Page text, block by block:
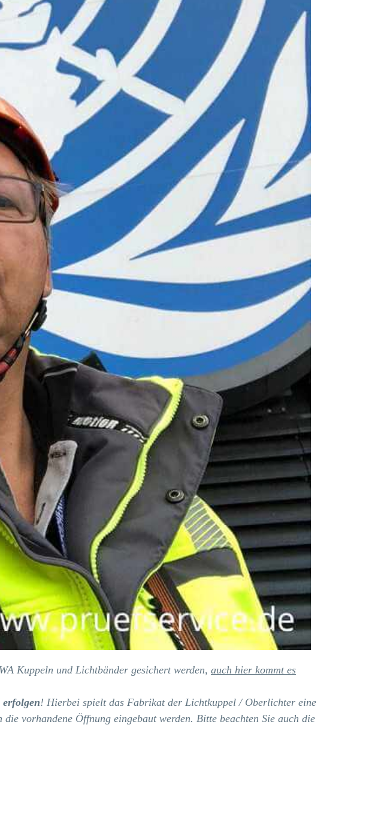
Kuppeln und Lichtbänder gesichert werden, auch hier kommt es
erfolgen! Hierbei spielt das Fabrikat der Lichtkuppel / Oberlichter eine
vorhandene Öffnung eingebaut werden. Bitte beachten Sie auch die